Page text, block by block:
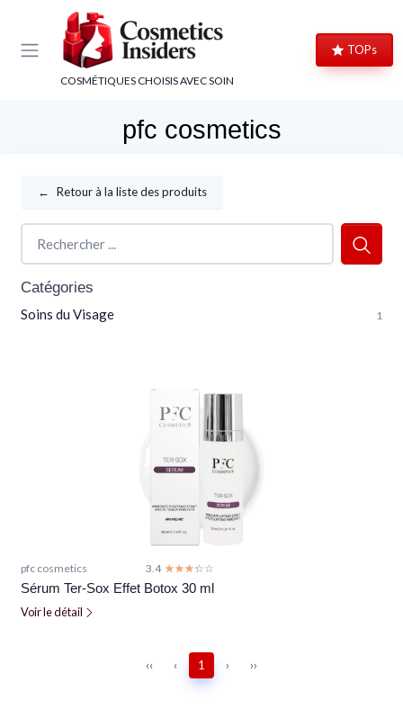
COSMÉTIQUES CHOISIS AVEC SOIN
TOPs
pfc cosmetics
← Retour à la liste des produits
Catégories
Soins du Visage 1
pfc cosmetics 3.4 ☆☆☆☆☆
★★★★★
Sérum Ter-Sox Effet Botox 30 ml
Voir le détail
‹‹ ‹ 1 › ››
Panneau de gestion des cookies